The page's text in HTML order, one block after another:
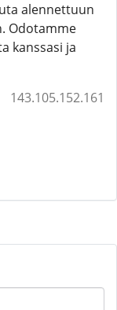
alennettuun
Odotamme
kanssasi ja
143.105.152.161